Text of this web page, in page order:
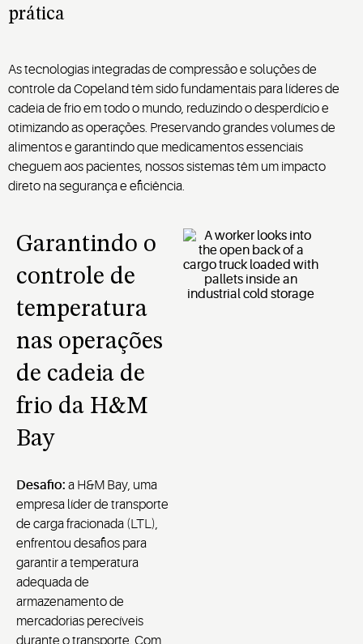
prática
As tecnologias integradas de compressão e soluções de
controle da Copeland têm sido fundamentais para líderes de
cadeia de frio em todo o mundo, reduzindo o desperdício e
otimizando as operações. Preservando grandes volumes de
alimentos e garantindo que medicamentos essenciais
cheguem aos pacientes, nossos sistemas têm um impacto
direto na segurança e eficiência.
Garantindo o
controle de
temperatura
nas operações
de cadeia de
frio da H&M
Bay
Desafio: a H&M Bay, uma
empresa líder de transporte
de carga fracionada (LTL),
enfrentou desafios para
garantir a temperatura
adequada de
armazenamento de
mercadorias perecíveis
durante o transporte. Com